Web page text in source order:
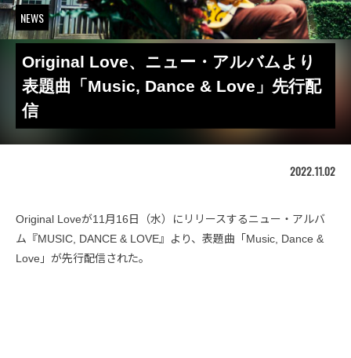
NEWS
Original Love、ニュー・アルバムより
表題曲「Music, Dance & Love」先行配
信
2022.11.02
Original Loveが11月16日（水）にリリースするニュー・アルバ
ム『MUSIC, DANCE & LOVE』より、表題曲「Music, Dance &
Love」が先行配信された。